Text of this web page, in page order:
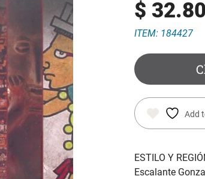
$ 32.80
ITEM: 184427
Add
ESTILO Y
Escalante